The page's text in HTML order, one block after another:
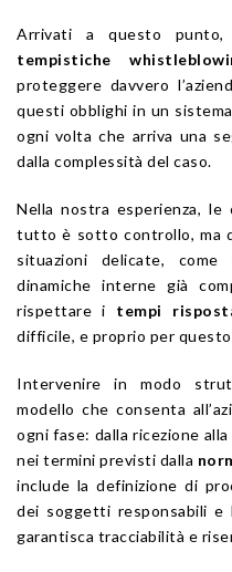
Arrivati a questo
tempistiche
proteggere davvero
questi obblighi in un
ogni volta che arriva una
dalla complessità del caso.
Nella nostra esperienza,
tutto è sotto controllo, ma
situazioni delicate,
dinamiche interne già
rispettare i tempi
difficile, e proprio per
Intervenire in modo
modello che consenta
ogni fase: dalla ricezione
nei termini previsti dalla
include la definizione di
dei soggetti responsabili e
garantisca tracciabilità e